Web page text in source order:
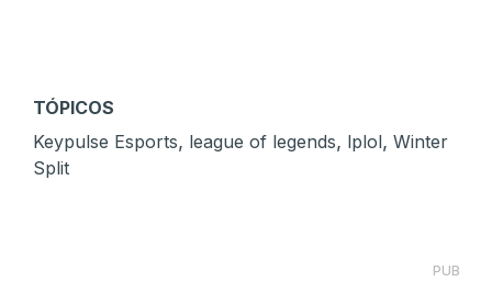
TÓPICOS
Keypulse Esports, league of legends, lplol, Winter
Split
PUB